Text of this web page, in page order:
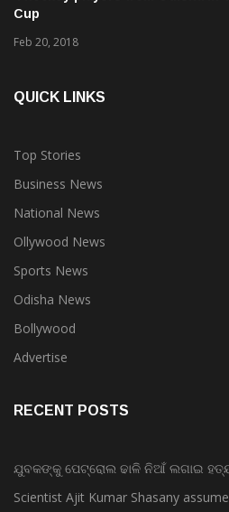
Cup
Feb 20, 2018
QUICK LINKS
Top Stories
Business News
National News
Ollywood News
Sports News
Odisha News
Bollywood
Advertise
RECENT POSTS
ଯୁବକଙ୍କୁ ପେଟ୍ରୋଲ ଢାଳି ନିଆଁ ଲଗାଇ
Scientist Ajit Kumar Shasany